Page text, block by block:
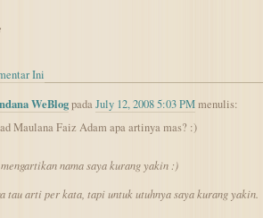
Ini
WeBlogpadaJuly 12, 2008 5:03 PMmenulis:
Maulana Faiz Adam apa artinya mas? :)
nama saya kurang yakin :)
tau arti per kata, tapi untuk utuhnya saya kurang yakin.